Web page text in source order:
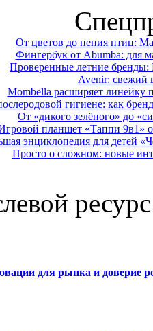
От цветов до пения птиц:
Фингербук от Abumba: для
Проверенные летние
Avenir: свежий
Mombella расширяет линейку
гигиене: как
От «дикого зелёного» до
планшет «Таппи 9в1»
энциклопедия для детей
Просто о сложном: новые
для рынка и доверие